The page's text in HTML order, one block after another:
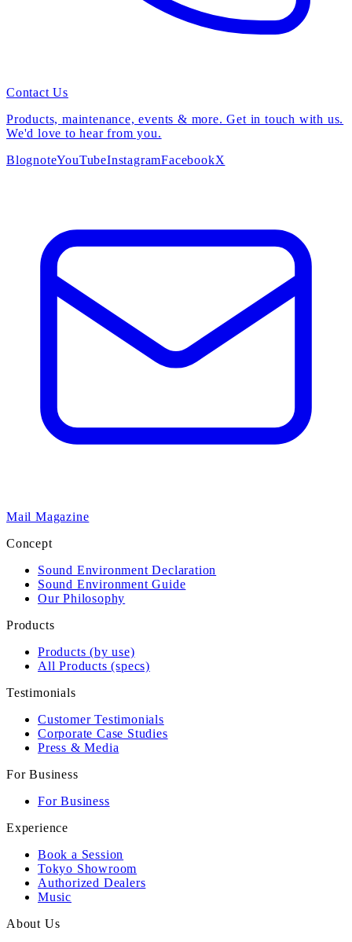
Contact Us
Products, maintenance, events & more. Get in touch with us.
We'd love to hear from you.
BlognoteYouTubeInstagramFacebookX
Mail Magazine
Concept
Sound Environment Declaration
Sound Environment Guide
Our Philosophy
Products
Products (by use)
All Products (specs)
Testimonials
Customer Testimonials
Corporate Case Studies
Press & Media
For Business
For Business
Experience
Book a Session
Tokyo Showroom
Authorized Dealers
Music
About Us